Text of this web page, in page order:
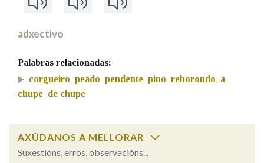
adxectivo
Palabras relacionadas:
corgueiro peado pendente pino reborondo a
chupe de chupe
AXÚDANOS A MELLORAR
Suxestións, erros, observacións...